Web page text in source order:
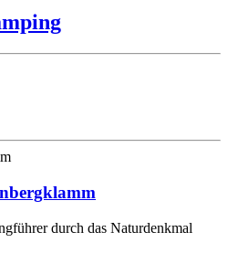
durch das Naturdenkmal